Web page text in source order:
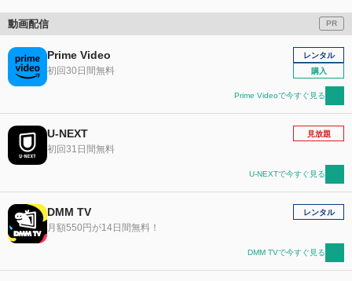
動画配信 PR
Prime Video
初回30日間無料
レンタル
購入
Prime Videoで今すぐ見る
U-NEXT
初回31日間無料
見放題
U-NEXTで今すぐ見る
DMM TV
月額550円が14日間無料！
レンタル
DMM TVで今すぐ見る